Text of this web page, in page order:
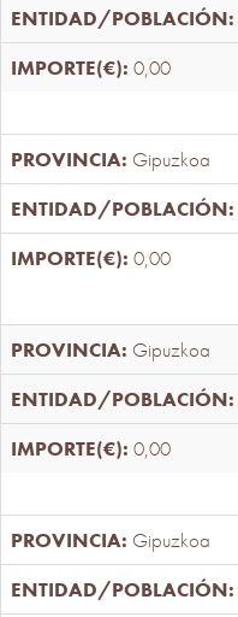
0,00
Gipuzkoa
0,00
Gipuzkoa
0,00
Gipuzkoa